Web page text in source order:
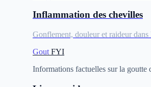
Inflammation des chevilles
Gonflement, douleur et raideur
Gout FYI
Informations factuelles sur la goutte